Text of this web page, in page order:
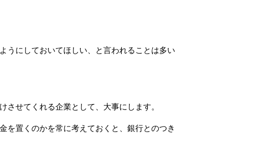
うにしておいてほしい、と言われることは多い
せてくれる企業として、大事にします。
を置くのかを常に考えておくと、銀行とのつき